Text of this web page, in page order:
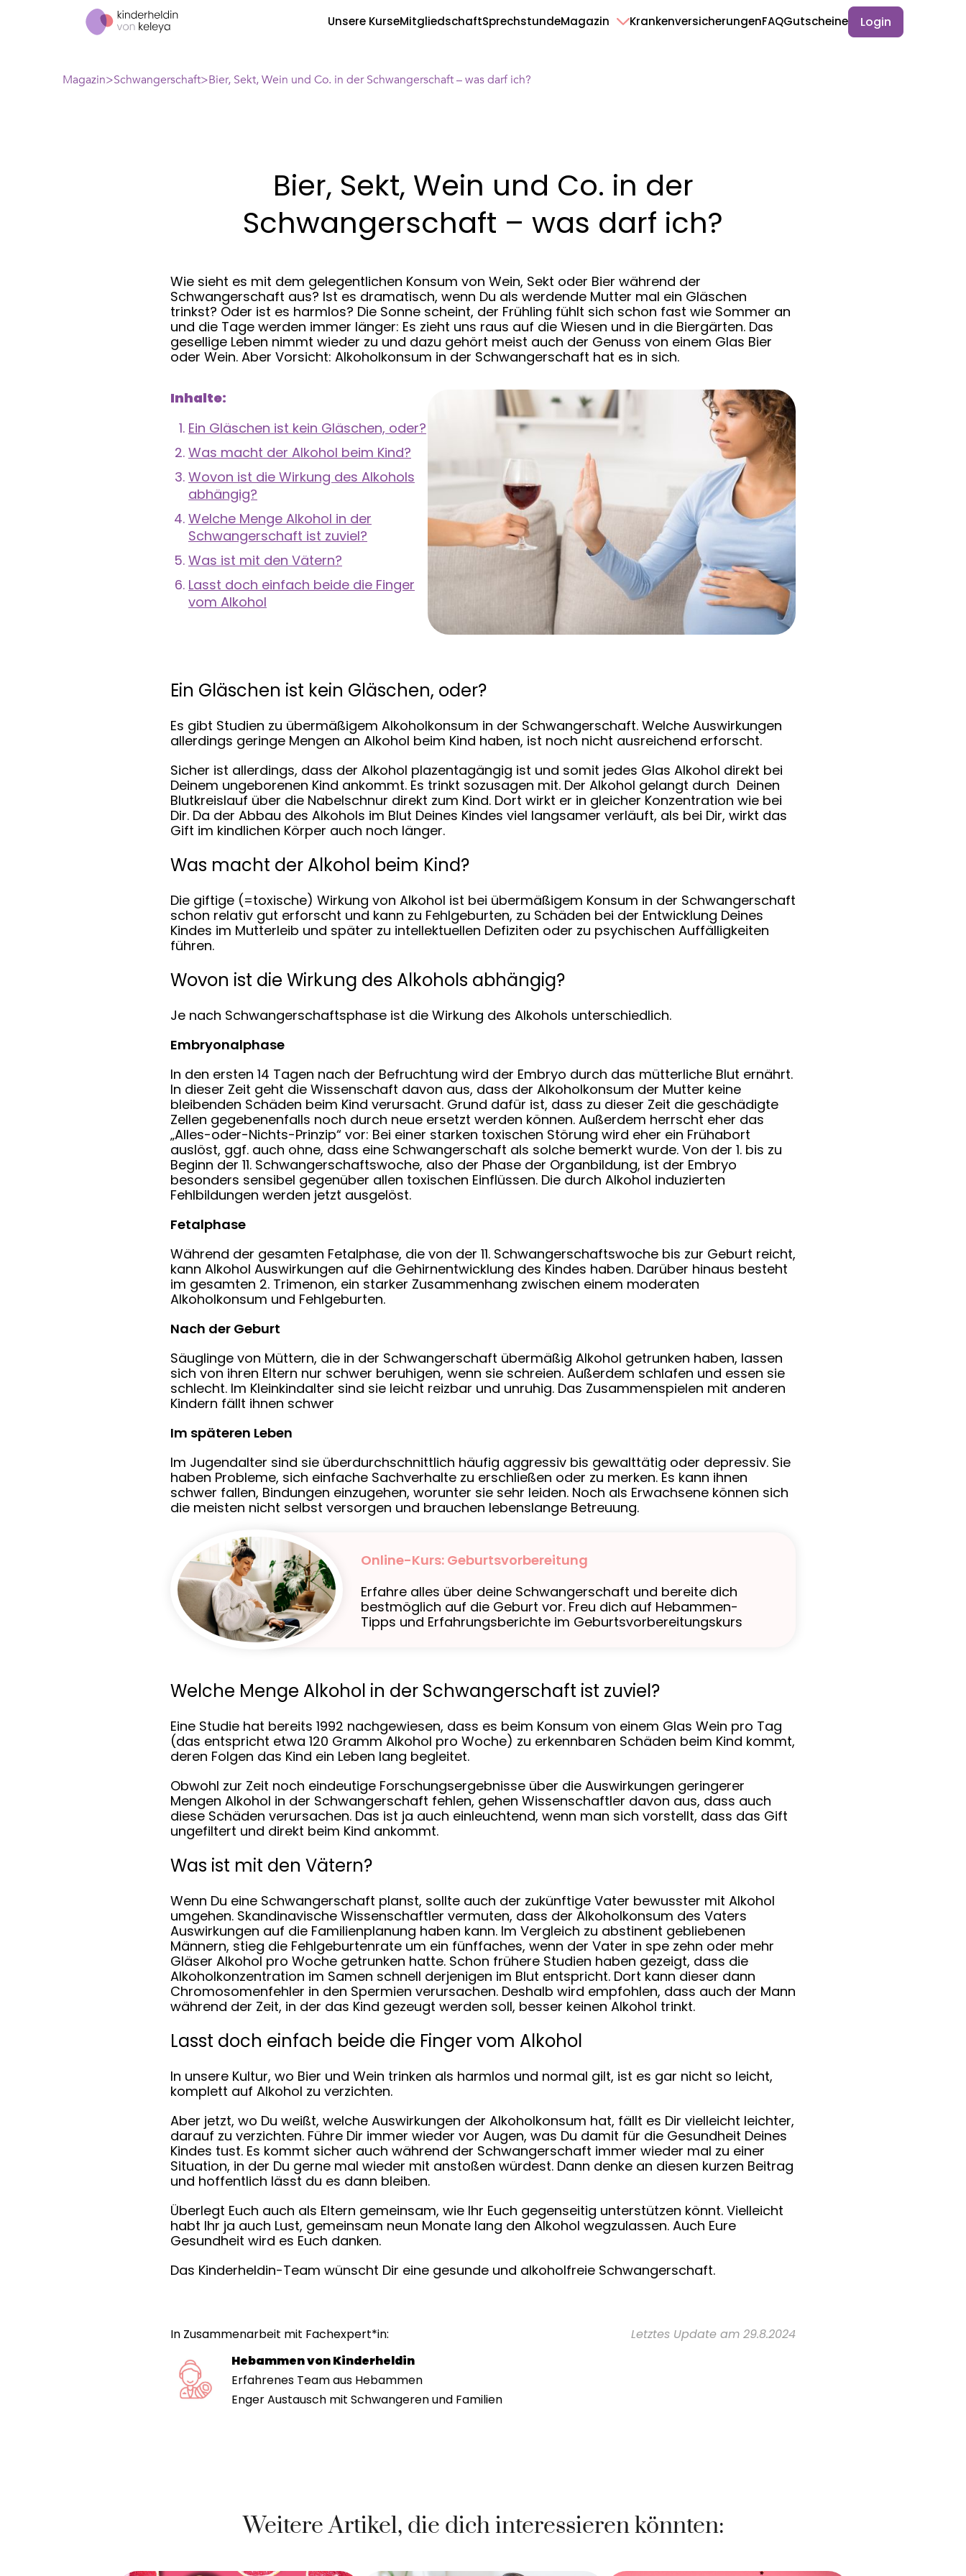
Unsere KurseMitgliedschaftSprechstundeMagazin KrankenversicherungenFAQGutscheine Login
Magazin Schwangerschaft Bier, Sekt, Wein und Co. in der Schwangerschaft – was darf ich?
Bier, Sekt, Wein und Co. in der
Schwangerschaft – was darf ich?
Wie sieht es mit dem gelegentlichen Konsum von Wein, Sekt oder Bier während der
Schwangerschaft aus? Ist es dramatisch, wenn Du als werdende Mutter mal ein Gläschen
trinkst? Oder ist es harmlos? Die Sonne scheint, der Frühling fühlt sich schon fast wie Sommer an
und die Tage werden immer länger: Es zieht uns raus auf die Wiesen und in die Biergärten. Das
gesellige Leben nimmt wieder zu und dazu gehört meist auch der Genuss von einem Glas Bier
oder Wein. Aber Vorsicht: Alkoholkonsum in der Schwangerschaft hat es in sich.
Inhalte:
Ein Gläschen ist kein Gläschen, oder?
Was macht der Alkohol beim Kind?
Wovon ist die Wirkung des Alkohols
abhängig?
Welche Menge Alkohol in der
Schwangerschaft ist zuviel?
Was ist mit den Vätern?
Lasst doch einfach beide die Finger
vom Alkohol
Ein Gläschen ist kein Gläschen, oder?
Es gibt Studien zu übermäßigem Alkoholkonsum in der Schwangerschaft. Welche Auswirkungen
allerdings geringe Mengen an Alkohol beim Kind haben, ist noch nicht ausreichend erforscht.
Sicher ist allerdings, dass der Alkohol plazentagängig ist und somit jedes Glas Alkohol direkt bei
Deinem ungeborenen Kind ankommt. Es trinkt sozusagen mit. Der Alkohol gelangt durch Deinen
Blutkreislauf über die Nabelschnur direkt zum Kind. Dort wirkt er in gleicher Konzentration wie bei
Dir. Da der Abbau des Alkohols im Blut Deines Kindes viel langsamer verläuft, als bei Dir, wirkt das
Gift im kindlichen Körper auch noch länger.
Was macht der Alkohol beim Kind?
Die giftige (=toxische) Wirkung von Alkohol ist bei übermäßigem Konsum in der Schwangerschaft
schon relativ gut erforscht und kann zu Fehlgeburten, zu Schäden bei der Entwicklung Deines
Kindes im Mutterleib und später zu intellektuellen Defiziten oder zu psychischen Auffälligkeiten
führen.
Wovon ist die Wirkung des Alkohols abhängig?
Je nach Schwangerschaftsphase ist die Wirkung des Alkohols unterschiedlich.
Embryonalphase
In den ersten 14 Tagen nach der Befruchtung wird der Embryo durch das mütterliche Blut ernährt.
In dieser Zeit geht die Wissenschaft davon aus, dass der Alkoholkonsum der Mutter keine
bleibenden Schäden beim Kind verursacht. Grund dafür ist, dass zu dieser Zeit die geschädigte
Zellen gegebenenfalls noch durch neue ersetzt werden können. Außerdem herrscht eher das
„Alles-oder-Nichts-Prinzip“ vor: Bei einer starken toxischen Störung wird eher ein Frühabort
auslöst, ggf. auch ohne, dass eine Schwangerschaft als solche bemerkt wurde. Von der 1. bis zu
Beginn der 11. Schwangerschaftswoche, also der Phase der Organbildung, ist der Embryo
besonders sensibel gegenüber allen toxischen Einflüssen. Die durch Alkohol induzierten
Fehlbildungen werden jetzt ausgelöst.
Fetalphase
Während der gesamten Fetalphase, die von der 11. Schwangerschaftswoche bis zur Geburt reicht,
kann Alkohol Auswirkungen auf die Gehirnentwicklung des Kindes haben. Darüber hinaus besteht
im gesamten 2. Trimenon, ein starker Zusammenhang zwischen einem moderaten
Alkoholkonsum und Fehlgeburten.
Nach der Geburt
Säuglinge von Müttern, die in der Schwangerschaft übermäßig Alkohol getrunken haben, lassen
sich von ihren Eltern nur schwer beruhigen, wenn sie schreien. Außerdem schlafen und essen sie
schlecht. Im Kleinkindalter sind sie leicht reizbar und unruhig. Das Zusammenspielen mit anderen
Kindern fällt ihnen schwer
Im späteren Leben
Im Jugendalter sind sie überdurchschnittlich häufig aggressiv bis gewalttätig oder depressiv. Sie
haben Probleme, sich einfache Sachverhalte zu erschließen oder zu merken. Es kann ihnen
schwer fallen, Bindungen einzugehen, worunter sie sehr leiden. Noch als Erwachsene können sich
die meisten nicht selbst versorgen und brauchen lebenslange Betreuung.
Online-Kurs: Geburtsvorbereitung
Erfahre alles über deine Schwangerschaft und bereite dich
bestmöglich auf die Geburt vor. Freu dich auf Hebammen-
Tipps und Erfahrungsberichte im Geburtsvorbereitungskurs
Welche Menge Alkohol in der Schwangerschaft ist zuviel?
Eine Studie hat bereits 1992 nachgewiesen, dass es beim Konsum von einem Glas Wein pro Tag
(das entspricht etwa 120 Gramm Alkohol pro Woche) zu erkennbaren Schäden beim Kind kommt,
deren Folgen das Kind ein Leben lang begleitet.
Obwohl zur Zeit noch eindeutige Forschungsergebnisse über die Auswirkungen geringerer
Mengen Alkohol in der Schwangerschaft fehlen, gehen Wissenschaftler davon aus, dass auch
diese Schäden verursachen. Das ist ja auch einleuchtend, wenn man sich vorstellt, dass das Gift
ungefiltert und direkt beim Kind ankommt.
Was ist mit den Vätern?
Wenn Du eine Schwangerschaft planst, sollte auch der zukünftige Vater bewusster mit Alkohol
umgehen. Skandinavische Wissenschaftler vermuten, dass der Alkoholkonsum des Vaters
Auswirkungen auf die Familienplanung haben kann. Im Vergleich zu abstinent gebliebenen
Männern, stieg die Fehlgeburtenrate um ein fünffaches, wenn der Vater in spe zehn oder mehr
Gläser Alkohol pro Woche getrunken hatte. Schon frühere Studien haben gezeigt, dass die
Alkoholkonzentration im Samen schnell derjenigen im Blut entspricht. Dort kann dieser dann
Chromosomenfehler in den Spermien verursachen. Deshalb wird empfohlen, dass auch der Mann
während der Zeit, in der das Kind gezeugt werden soll, besser keinen Alkohol trinkt.
Lasst doch einfach beide die Finger vom Alkohol
In unsere Kultur, wo Bier und Wein trinken als harmlos und normal gilt, ist es gar nicht so leicht,
komplett auf Alkohol zu verzichten.
Aber jetzt, wo Du weißt, welche Auswirkungen der Alkoholkonsum hat, fällt es Dir vielleicht leichter,
darauf zu verzichten. Führe Dir immer wieder vor Augen, was Du damit für die Gesundheit Deines
Kindes tust. Es kommt sicher auch während der Schwangerschaft immer wieder mal zu einer
Situation, in der Du gerne mal wieder mit anstoßen würdest. Dann denke an diesen kurzen Beitrag
und hoffentlich lässt du es dann bleiben.
Überlegt Euch auch als Eltern gemeinsam, wie Ihr Euch gegenseitig unterstützen könnt. Vielleicht
habt Ihr ja auch Lust, gemeinsam neun Monate lang den Alkohol wegzulassen. Auch Eure
Gesundheit wird es Euch danken.
Das Kinderheldin-Team wünscht Dir eine gesunde und alkoholfreie Schwangerschaft.
Letztes Update am 29.8.2024
In Zusammenarbeit mit Fachexpert*in:
Hebammen von Kinderheldin
Erfahrenes Team aus Hebammen
Enger Austausch mit Schwangeren und Familien
Weitere Artikel, die dich interessieren könnten: